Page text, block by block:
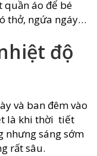
quần áo để bé
thở, ngứa ngáy…
độ
và ban đêm vào
là khi thời tiết
nhưng sáng sớm
rất sâu.